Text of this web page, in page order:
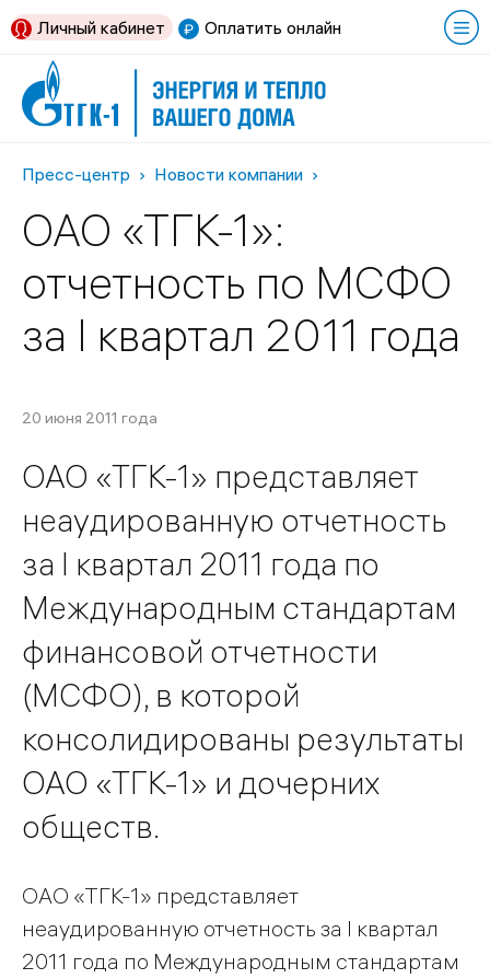
Оплатить онлайн
Личный кабинет
Пресс-центр Новости компании
ОАО «ТГК-1»:
отчетность по МСФО
за I квартал 2011 года
20 июня 2011 года
ОАО «ТГК-1» представляет
неаудированную отчетность
за I квартал 2011 года по
Международным стандартам
финансовой отчетности
(МСФО), в которой
консолидированы результаты
ОАО «ТГК-1» и дочерних
обществ.
ОАО «ТГК-1» представляет
неаудированную отчетность за I квартал
2011 года по Международным стандартам